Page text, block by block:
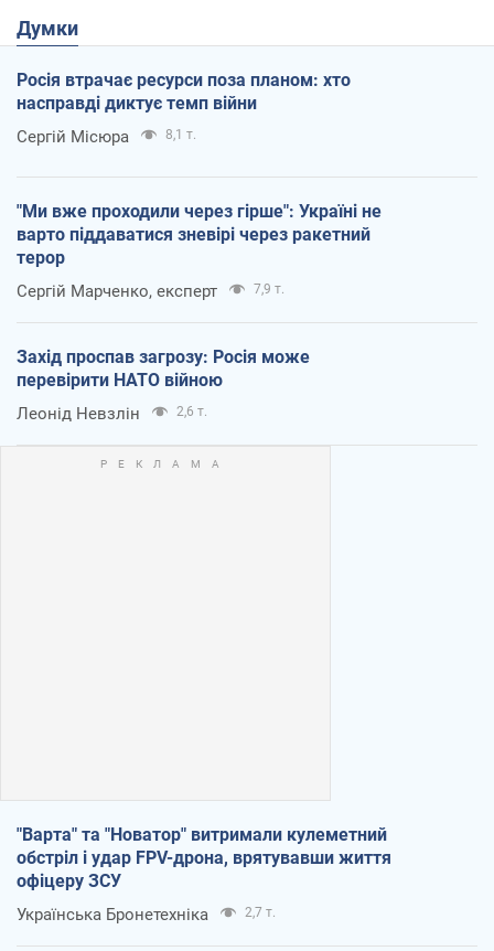
Думки
Росія втрачає ресурси поза планом: хто
насправді диктує темп війни
Сергій Місюра 8,1 т.
"Ми вже проходили через гірше": Україні не
варто піддаватися зневірі через ракетний
терор
Сергій Марченко, експерт 7,9 т.
Захід проспав загрозу: Росія може
перевірити НАТО війною
Леонід Невзлін 2,6 т.
"Варта" та "Новатор" витримали кулеметний
обстріл і удар FPV-дрона, врятувавши життя
офіцеру ЗСУ
Українська Бронетехніка 2,7 т.